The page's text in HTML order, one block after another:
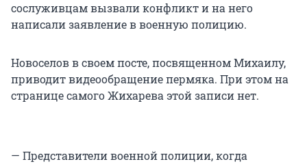
сослуживцам вызвали конфликт и на него
написали заявление в военную полицию.
Новоселов в своем посте, посвященном Михаилу,
приводит видеообращение пермяка. При этом на
странице самого Жихарева этой записи нет.
— Представители военной полиции, когда